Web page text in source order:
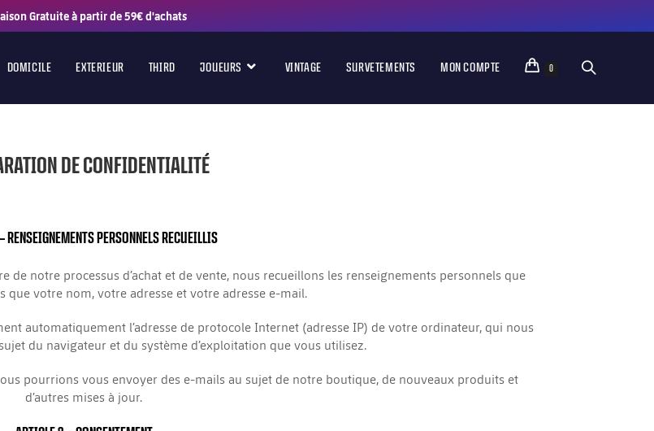
Gratuite à partir de 59€ d'achats
DOMICILE EXTERIEUR THIRD JOUEURS VINTAGE SURVETEMENTS MON COMPTE 0
DE CONFIDENTIALITÉ
RENSEIGNEMENTS PERSONNELS RECUEILLIS
notre processus d’achat et de vente, nous recueillons les renseignements personnels que
que votre nom, votre adresse et votre adresse e-mail.
automatiquement l’adresse de protocole Internet (adresse IP) de votre ordinateur, qui nous
du navigateur et du système d’exploitation que vous utilisez.
pourrions vous envoyer des e-mails au sujet de notre boutique, de nouveaux produits et
d’autres mises à jour.